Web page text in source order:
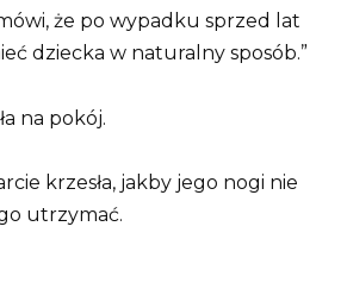
że po wypadku sprzed lat
dziecka w naturalny sposób.”
na pokój.
krzesła, jakby jego nogi nie
utrzymać.